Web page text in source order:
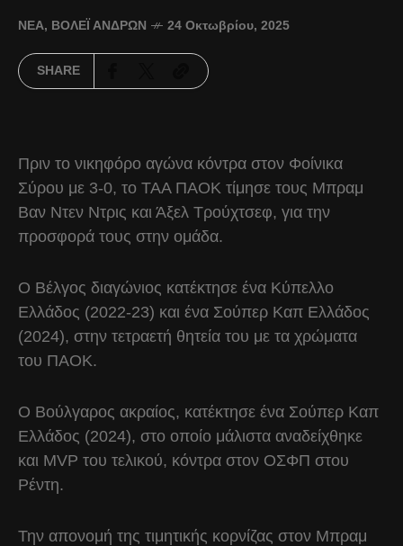
ΝΈΑ, ΒΌΛΕΪ ΑΝΔΡΏΝ 24 Οκτωβρίου, 2025
SHARE
Πριν το νικηφόρο αγώνα κόντρα στον Φοίνικα
Σύρου με 3-0, το ΤΑΑ ΠΑΟΚ τίμησε τους Μπραμ
Βαν Ντεν Ντρις και Άξελ Τρούχτσεφ, για την
προσφορά τους στην ομάδα.
Ο Βέλγος διαγώνιος κατέκτησε ένα Κύπελλο
Ελλάδος (2022-23) και ένα Σούπερ Καπ Ελλάδος
(2024), στην τετραετή θητεία του με τα χρώματα
του ΠΑΟΚ.
Ο Βούλγαρος ακραίος, κατέκτησε ένα Σούπερ Καπ
Ελλάδος (2024), στο οποίο μάλιστα αναδείχθηκε
και MVP του τελικού, κόντρα στον ΟΣΦΠ στου
Ρέντη.
Την απονομή της τιμητικής κορνίζας στον Μπραμ